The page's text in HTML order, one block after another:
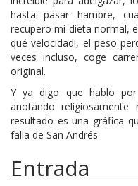
hasta pasar hambre,
recupero mi dieta normal,
qué velocidad!, el peso
veces incluso, coge
original.
Y ya digo que hablo por
anotando
resultado es una gráfica
falla de San Andrés.
Entrada